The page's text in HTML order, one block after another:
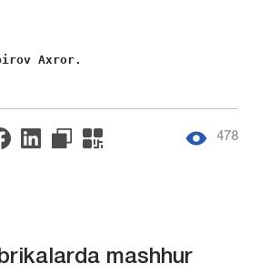
Axror.
478
mashhur